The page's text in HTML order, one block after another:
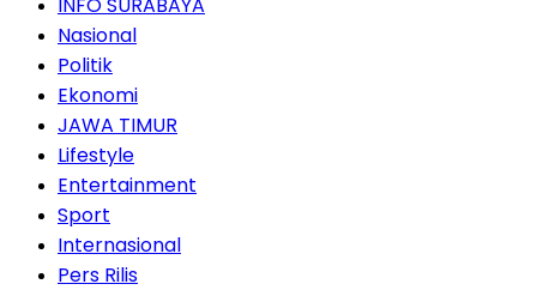
Nasional
Politik
Ekonomi
JAWA TIMUR
Lifestyle
Entertainment
Sport
Internasional
Pers Rilis